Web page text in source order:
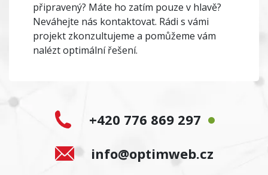
připravený? Máte ho zatím pouze v hlavě?
Neváhejte nás kontaktovat. Rádi s vámi
projekt zkonzultujeme a pomůžeme vám
nalézt optimální řešení.
+420 776 869 297
info@optimweb.cz